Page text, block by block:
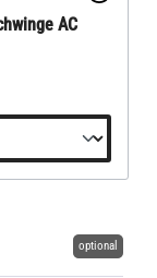
AC
optional